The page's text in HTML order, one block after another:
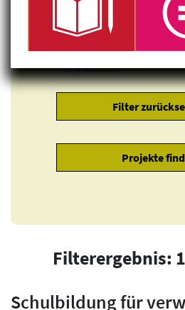
Klimagerechtigkeit
Inklusion
Filterergebnis:
Schulbildung für